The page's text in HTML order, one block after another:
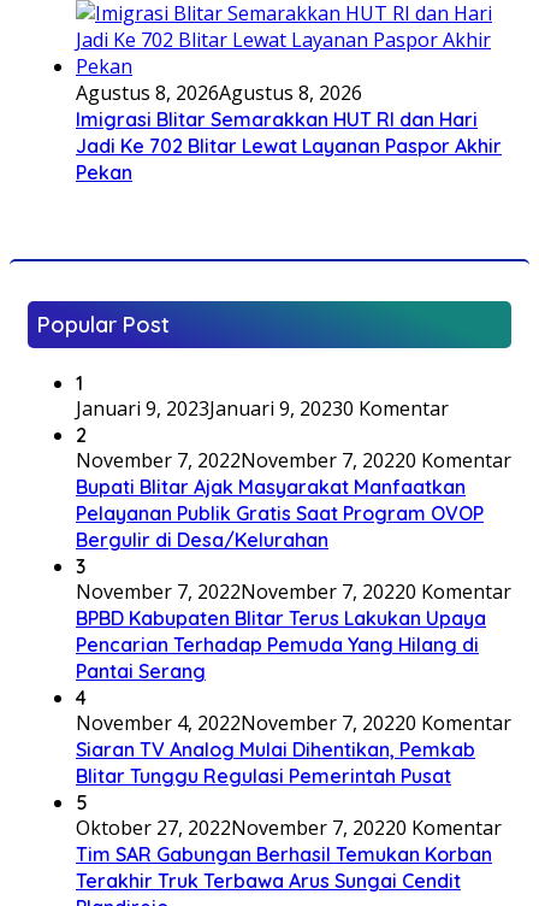
Agustus 8, 2026Agustus 8, 2026
Imigrasi Blitar Semarakkan HUT RI dan Hari
Jadi Ke 702 Blitar Lewat Layanan Paspor Akhir
Pekan
Popular Post
1
Januari 9, 2023Januari 9, 20230 Komentar
2
November 7, 2022November 7, 20220 Komentar
Bupati Blitar Ajak Masyarakat Manfaatkan
Pelayanan Publik Gratis Saat Program OVOP
Bergulir di Desa/Kelurahan
3
November 7, 2022November 7, 20220 Komentar
BPBD Kabupaten Blitar Terus Lakukan Upaya
Pencarian Terhadap Pemuda Yang Hilang di
Pantai Serang
4
November 4, 2022November 7, 20220 Komentar
Siaran TV Analog Mulai Dihentikan, Pemkab
Blitar Tunggu Regulasi Pemerintah Pusat
5
Oktober 27, 2022November 7, 20220 Komentar
Tim SAR Gabungan Berhasil Temukan Korban
Terakhir Truk Terbawa Arus Sungai Cendit